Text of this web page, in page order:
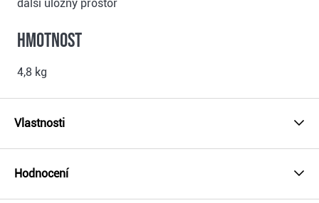
další úložný prostor
Hmotnost
4,8 kg
Vlastnosti
Hodnocení